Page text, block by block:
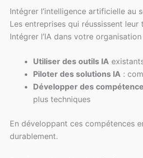
Intégrer l’intelligence artificielle au
Les entreprises qui réussissent
Intégrer l’IA dans votre
Utiliser des outils IA
Piloter des solutions IA :
Développer des
plus techniques
En développant ces compétences
durablement.